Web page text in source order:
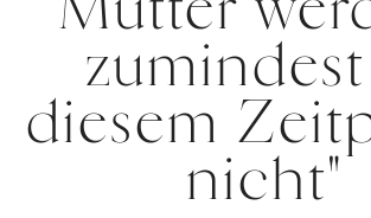
diesem
nicht"